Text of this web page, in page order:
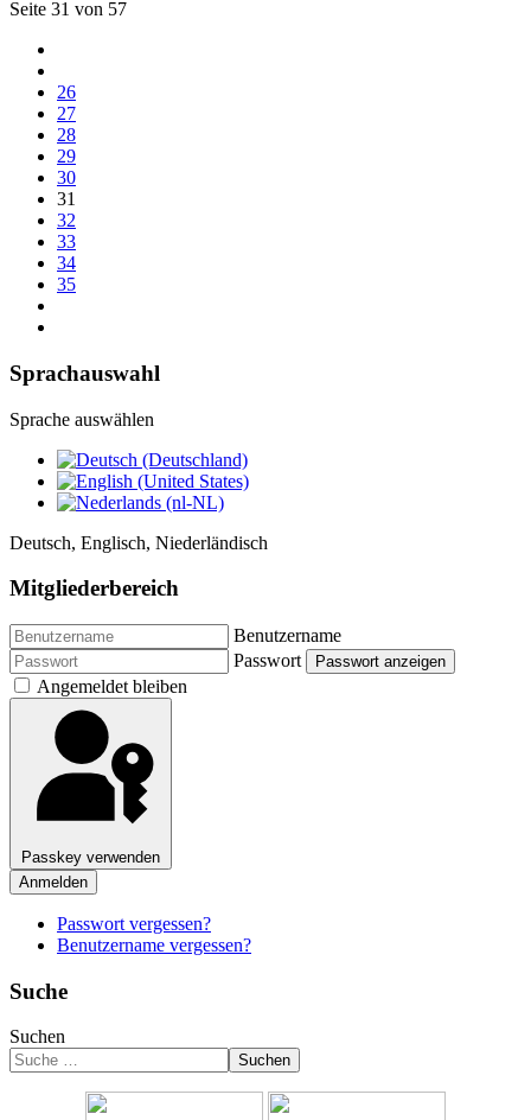
Seite 31 von 57
26
27
28
29
30
31
32
33
34
35
Sprachauswahl
Sprache auswählen
Deutsch, Englisch, Niederländisch
Mitgliederbereich
Benutzername
Passwort
Passwort anzeigen
Angemeldet bleiben
Passkey verwenden
Anmelden
Passwort vergessen?
Benutzername vergessen?
Suche
Suchen
Suchen